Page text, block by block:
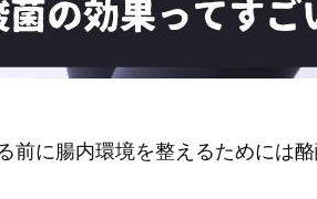
前に腸内環境を整えるためには